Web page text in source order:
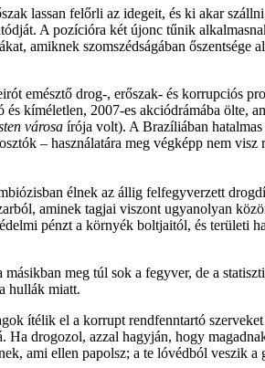
lassan felőrli az idegeit, és ki akar
A pozícióra két újonc tűnik
amiknek szomszédságában
emésztő drog-, erőszak- és korrupciós
kíméletlen, 2007-es akciódrámába ölte,
városa írója volt). A Brazíliában
– használatára meg végképp nem
élnek az állig felfegyverzett
aminek tagjai viszont ugyanolyan
pénzt a környék boltjaitól, és területi
meg túl sok a fegyver, de a
hullák miatt.
ítélik el a korrupt rendfenntartó
drogozol, azzal hagyján, hogy
ami ellen papolsz; a te lóvédból veszik